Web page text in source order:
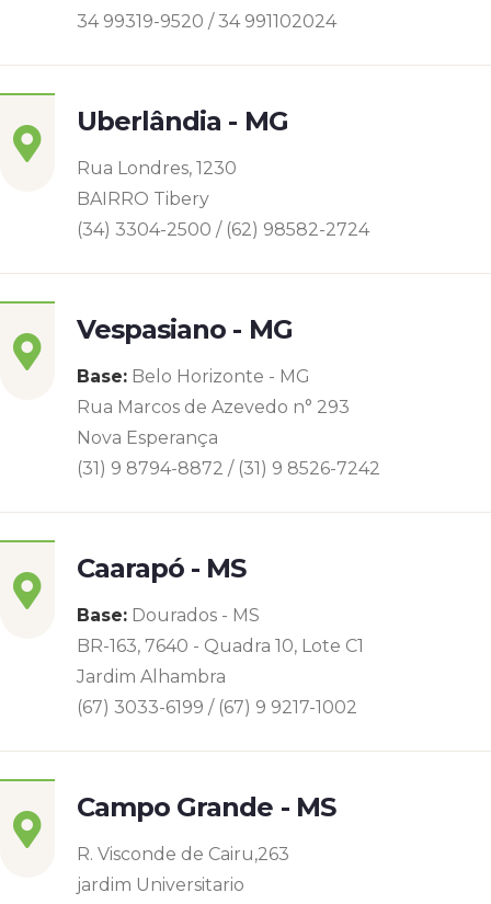
34 99319-9520 / 34 991102024
Uberlândia - MG
Rua Londres, 1230
BAIRRO Tibery
(34) 3304-2500 / (62) 98582-2724
Vespasiano - MG
Base: Belo Horizonte - MG
Rua Marcos de Azevedo n° 293
Nova Esperança
(31) 9 8794-8872 / (31) 9 8526-7242
Caarapó - MS
Base: Dourados - MS
BR-163, 7640 - Quadra 10, Lote C1
Jardim Alhambra
(67) 3033-6199 / (67) 9 9217-1002
Campo Grande - MS
R. Visconde de Cairu,263
jardim Universitario